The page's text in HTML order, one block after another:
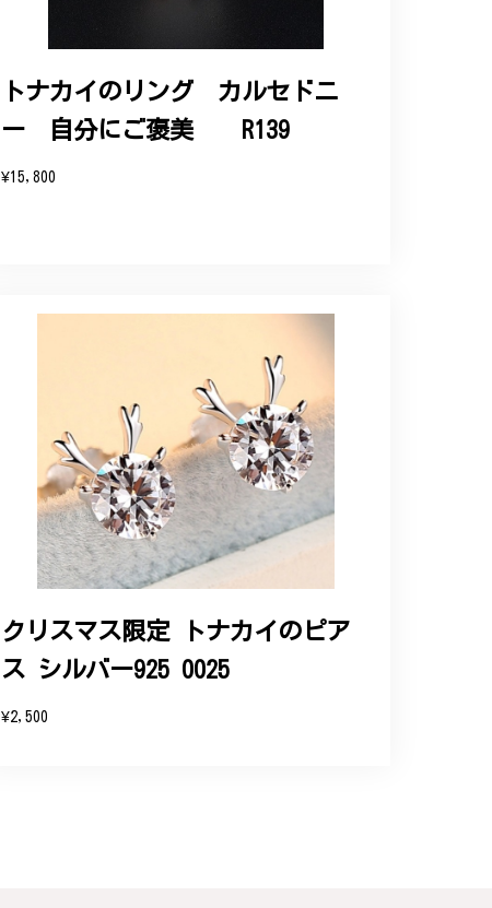
トナカイのリング カルセドニ
ー 自分にご褒美 R139
¥15,800
クリスマス限定 トナカイのピア
ス シルバー925 0025
¥2,500